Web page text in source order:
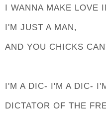
I WANNA MAKE LOVE
I'M JUST A MAN,
AND YOU CHICKS
I'M A DIC- I'M A DIC-
DICTATOR OF THE